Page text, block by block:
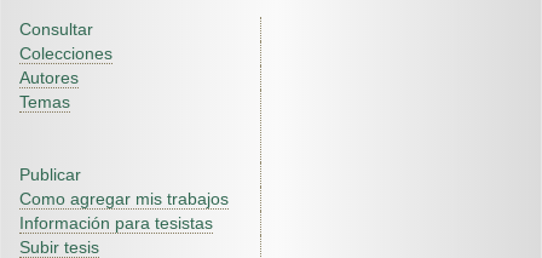
Consultar
Colecciones
Autores
Temas
Publicar
Como agregar mis trabajos
Información para tesistas
Subir tesis